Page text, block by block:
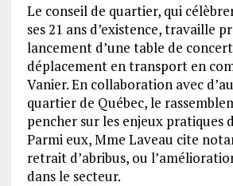
Le conseil de quartier, qui
ses 21 ans d’existence, travaille
lancement d’une table de
déplacement en transport en
Vanier. En collaboration avec
quartier de Québec, le
pencher sur les enjeux pratiques
Parmi eux, Mme Laveau cite
retrait d’abribus, ou
dans le secteur.